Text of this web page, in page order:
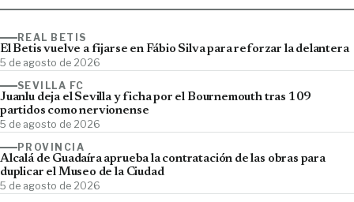
REAL BETIS
El Betis vuelve a fijarse en Fábio Silva para reforzar la delantera
5 de agosto de 2026
SEVILLA FC
Juanlu deja el Sevilla y ficha por el Bournemouth tras 109
partidos como nervionense
5 de agosto de 2026
PROVINCIA
Alcalá de Guadaíra aprueba la contratación de las obras para
duplicar el Museo de la Ciudad
5 de agosto de 2026